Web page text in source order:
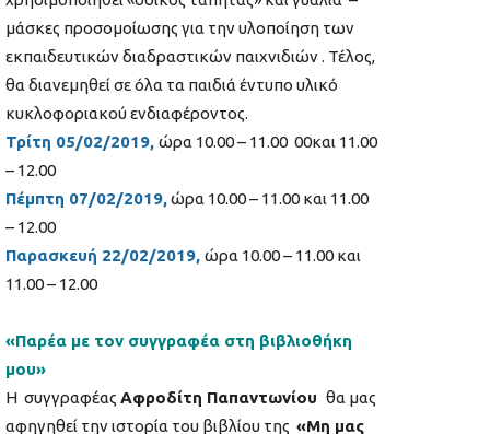
μάσκες προσομοίωσης για την υλοποίηση των
εκπαιδευτικών διαδραστικών παιχνιδιών . Τέλος,
θα διανεμηθεί σε όλα τα παιδιά έντυπο υλικό
κυκλοφοριακού ενδιαφέροντος.
Τρίτη 05/02/2019, ώρα 10.00 – 11.00 00και 11.00
– 12.00
Πέμπτη 07/02/2019,ώρα 10.00 – 11.00 και 11.00
– 12.00
Παρασκευή 22/02/2019, ώρα 10.00 – 11.00 και
11.00 – 12.00
«Παρέα με τον συγγραφέα στη βιβλιοθήκη
μου»
Η συγγραφέας Αφροδίτη Παπαντωνίου θα μας
αφηγηθεί την ιστορία του βιβλίου της «Μη μας